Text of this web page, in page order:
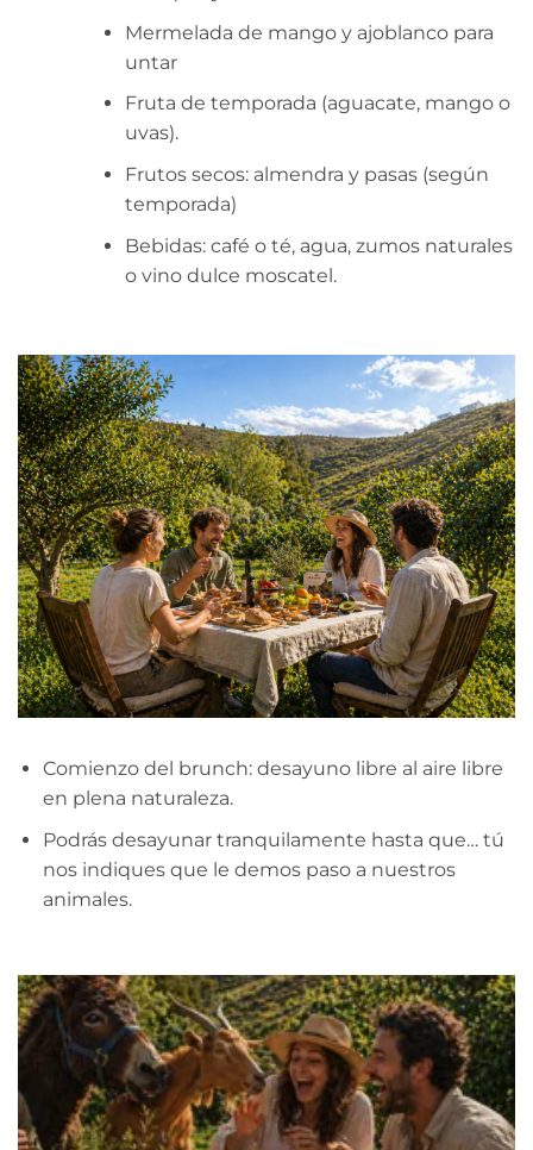
Mermelada de mango y ajoblanco para
untar
Fruta de temporada (aguacate, mango o
uvas).
Frutos secos: almendra y pasas (según
temporada)
Bebidas: café o té, agua, zumos naturales
o vino dulce moscatel.
Comienzo del brunch: desayuno libre al aire libre
en plena naturaleza.
Podrás desayunar tranquilamente hasta que… tú
nos indiques que le demos paso a nuestros
animales.